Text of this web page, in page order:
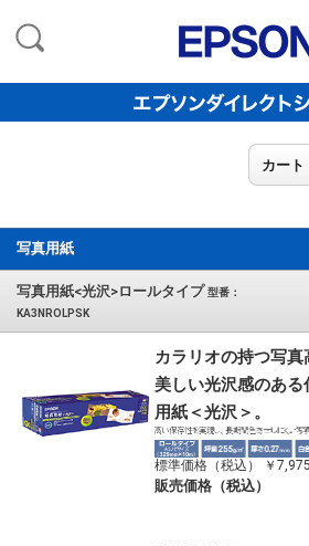
カート
写真用紙
写真用紙<光沢>ロールタイプ型番：
KA3NROLPSK
カラリオの持つ写
美しい光沢感のあ
用紙＜光沢＞。
標準価格（税込） ￥7,975
販売価格（税込）